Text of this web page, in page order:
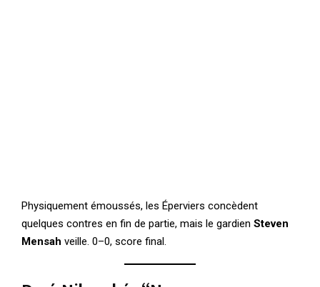
Physiquement émoussés, les Éperviers concèdent
quelques contres en fin de partie, mais le gardien Steven
Mensah veille. 0–0, score final.